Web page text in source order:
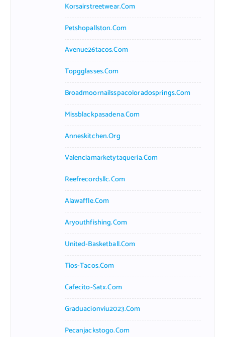
Korsairstreetwear.com
Petshopallston.com
Avenue26tacos.com
Topgglasses.com
Broadmoornailsspacoloradosprings.com
Missblackpasadena.com
Anneskitchen.org
Valenciamarketytaqueria.com
Reefrecordsllc.com
Alawaffle.com
Aryouthfishing.com
United-Basketball.com
Tios-Tacos.com
Cafecito-Satx.com
Graduacionviu2023.com
Pecanjackstogo.com